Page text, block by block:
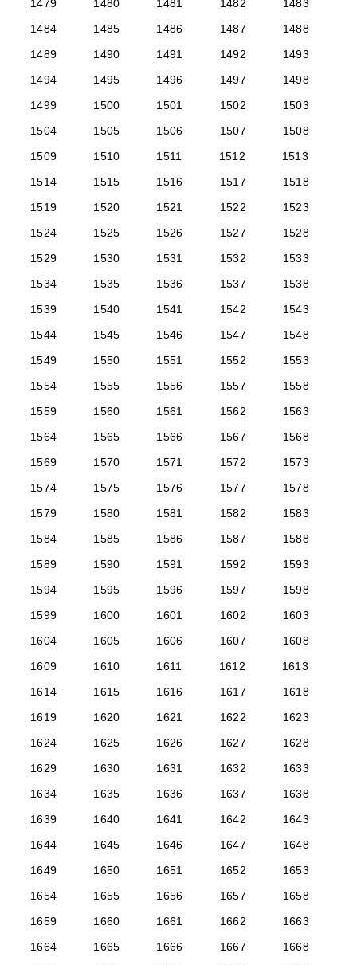
1479 1480 1481 1482
1483
1484
1485 1486 1487
1488
1489
1490 1491 1492
1493
1494
1495 1496 1497
1498
1499
1500 1501 1502
1503
1504
1505 1506 1507
1508
1509
1510 1511 1512
1513
1514
1515 1516 1517
1518
1519
1520 1521 1522
1523
1524
1525 1526 1527
1528
1529
1530 1531 1532
1533
1534
1535 1536 1537
1538
1539
1540 1541 1542
1543
1544
1545 1546 1547
1548
1549
1550 1551 1552
1553
1554
1555 1556 1557
1558
1559
1560 1561 1562
1563
1564
1565 1566 1567
1568
1569
1570 1571 1572
1573
1574
1575 1576 1577
1578
1579
1580 1581 1582
1583
1584
1585 1586 1587
1588
1589
1590 1591 1592
1593
1594
1595 1596 1597
1598
1599
1600 1601 1602
1603
1604
1605 1606 1607
1608
1609
1610 1611 1612
1613
1614
1615 1616 1617
1618
1619
1620 1621 1622
1623
1624
1625 1626 1627
1628
1629
1630 1631 1632
1633
1634
1635 1636 1637
1638
1639
1640 1641 1642
1643
1644
1645 1646 1647
1648
1649
1650 1651 1652
1653
1654
1655 1656 1657
1658
1659
1660 1661 1662
1663
1664
1665 1666 1667
1668